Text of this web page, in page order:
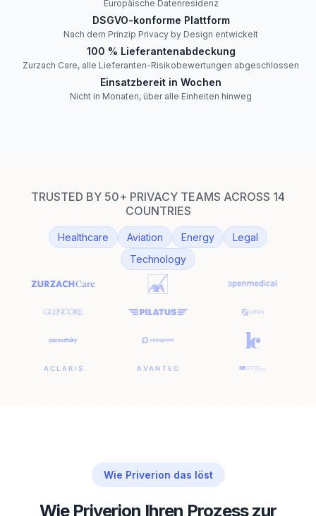
Europäische Datenresidenz
DSGVO-konforme Plattform
Nach dem Prinzip Privacy by Design entwickelt
100 % Lieferantenabdeckung
Zurzach Care, alle Lieferanten-Risikobewertungen abgeschlossen
Einsatzbereit in Wochen
Nicht in Monaten, über alle Einheiten hinweg
TRUSTED BY 50+ PRIVACY TEAMS ACROSS 14
COUNTRIES
Healthcare Aviation Energy
Legal
Technology
Wie Priverion das löst
Wie Priverion Ihren Prozess zur